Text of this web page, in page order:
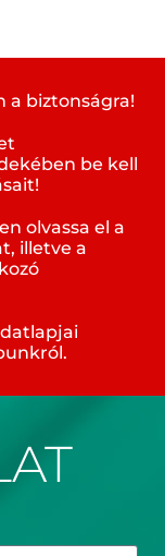
a biztonságra!
be kell
olvassa el a
illetve a